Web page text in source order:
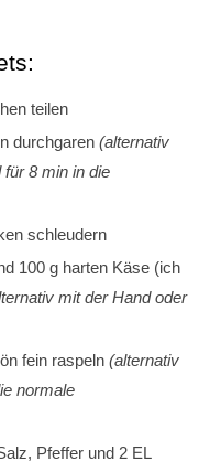
teilen
durchgaren (alternativ
8 min in die
schleudern
100 g harten Käse (ich
mit der Hand oder
fein raspeln (alternativ
normale
Pfeffer und 2 EL